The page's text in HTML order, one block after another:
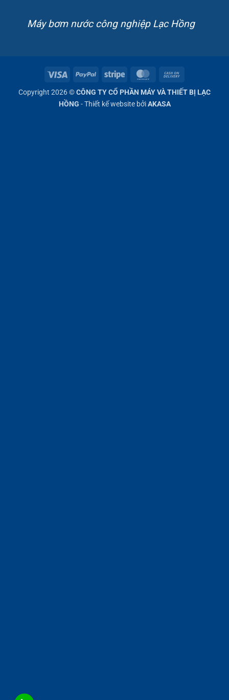
Máy bơm nước công nghiệp Lạc Hồng
Visa PayPal Stripe MasterCard
Delivery
Copyright 2026 ©CÔNG TY CỔ PHẦN MÁY VÀ THIẾT BỊ LẠC
HỒNG - Thiết kế website bởiAKASA